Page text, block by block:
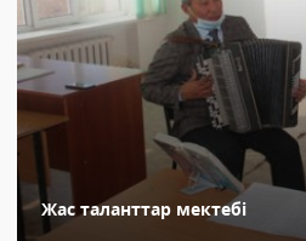
Жас таланттар мектебі